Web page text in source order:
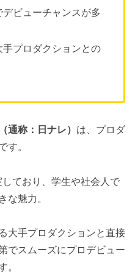
ビューチャンスが多
プロダクションとの
通称：日ナレ） は、プロダ
す。
ており、学生や社会人で
な魅力。
大手プロダクションと直接
でスムーズにプロデビュー
。